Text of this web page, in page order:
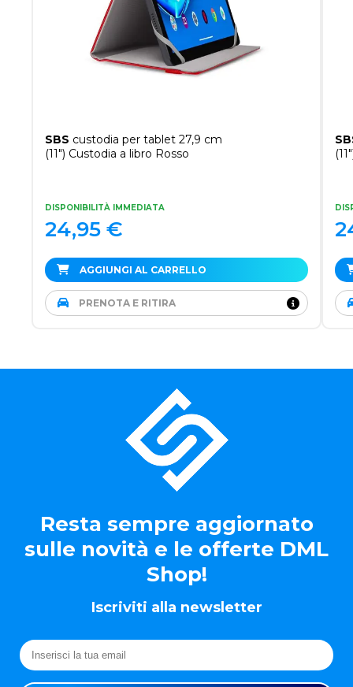
SBS custodia per tablet 27,9 cm
(11") Custodia a libro Rosso
DISPONIBILITÀ IMMEDIATA
24,95 €
AGGIUNGI AL CARRELLO
PRENOTA E RITIRA
Resta sempre aggiornato
sulle novità e le offerte DML
Shop!
Iscriviti alla newsletter